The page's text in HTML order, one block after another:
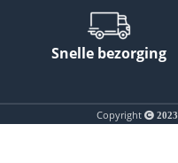
Snelle bezorging
Copyright 2023